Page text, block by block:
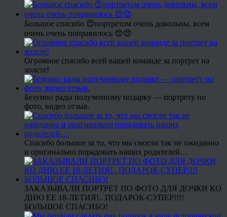
Большое спасибо 😍портретом очень довольны, всем
очень очень понравилось 😍😍
Огромное спасибо всей вашей команде за портрет на
холсте!
Безумно рады полученному подарку — портрету по
фото, видео отзыв.
Спасибо большое за то, что мы смогли так не ожиданно
и оригинально порадовать наших родителей…
ЗАКАЗЫВАЛИ ПОРТРЕТ ПО ФОТО ДЛЯ ДОЧКИ КО
ДНЮ ЕЕ 18-ЛЕТИЯ!.. ПОДАРОК-СУПЕР!!!!
БОЛЬШОЕ СПАСИБО!